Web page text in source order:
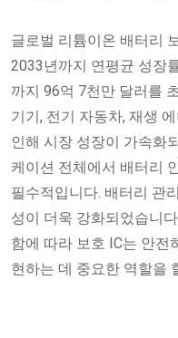
글로벌 리튬이온 배터리
2033년까지 연평균 성장
까지 96억 7천만 달러를
기기, 전기 자동차, 재생
인해 시장 성장이 가속화
케이션 전체에서 배터리
필수적입니다. 배터리 관
성이 더욱 강화되었습니
함에 따라 보호 IC는 안전
현하는 데 중요한 역할을